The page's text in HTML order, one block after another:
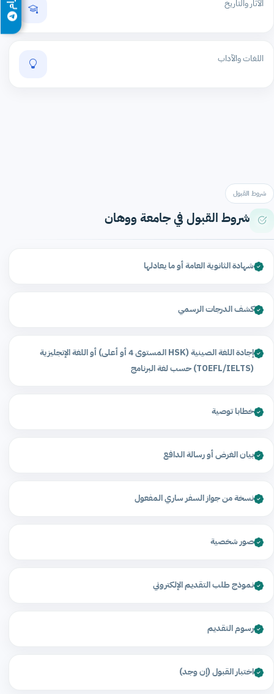
الآثار والتاريخ
اللغات والآداب
شروط القبول
شروط القبول في جامعة ووهان
شهادة الثانوية العامة أو ما يعادلها
كشف الدرجات الرسمي
إجادة اللغة الصينية (HSK المستوى 4 أو أعلى) أو اللغة الإنجليزية
(TOEFL/IELTS) حسب لغة البرنامج
خطابا توصية
بيان الغرض أو رسالة الدافع
نسخة من جواز السفر ساري المفعول
صور شخصية
نموذج طلب التقديم الإلكتروني
رسوم التقديم
اختبار القبول (إن وجد)